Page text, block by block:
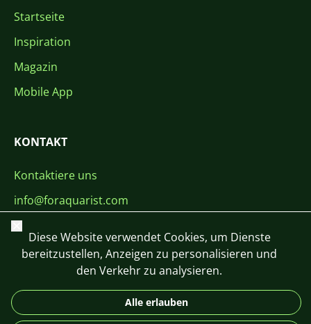
Startseite
Inspiration
Magazin
Mobile App
KONTAKT
Kontaktiere uns
info@foraquarist.com
+420 603 449 602
Schließen
Diese Website verwendet Cookies, um Dienste
bereitzustellen, Anzeigen zu personalisieren und
den Verkehr zu analysieren.
Alle erlauben